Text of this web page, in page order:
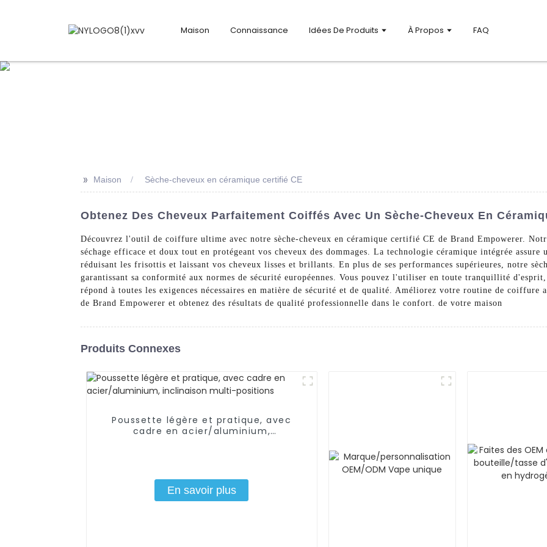
Maison Connaissance Idées De Produits À Propos FAQ
>> Maison Sèche-cheveux en céramique certifié CE
Obtenez Des Cheveux Parfaitement Coiffés Avec Un Sèche-Cheveux En
Découvrez l'outil de coiffure ultime avec notre sèche-cheveux en céramique certifié CE de Brand Empowerer.
séchage efficace et doux tout en protégeant vos cheveux des dommages. La technologie céramique intégrée
réduisant les frisottis et laissant vos cheveux lisses et brillants. En plus de ses performances supérieures, notre
garantissant sa conformité aux normes de sécurité européennes. Vous pouvez l'utiliser en toute tranquillité
répond à toutes les exigences nécessaires en matière de sécurité et de qualité. Améliorez votre routine de coiffure
de Brand Empowerer et obtenez des résultats de qualité professionnelle dans le confort. de votre maison
Produits Connexes
Poussette légère et pratique, avec
cadre en acier/aluminium,
En savoir plus